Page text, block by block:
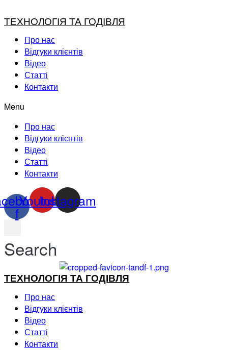
ТЕХНОЛОГІЯ ТА ГОДІВЛЯ
Про нас
Відгуки клієнтів
Відео
Статті
Контакти
Menu
Про нас
Відгуки клієнтів
Відео
Статті
Контакти
f
Youtube
Instagram
Search
ТЕХНОЛОГІЯ ТА ГОДІВЛЯ
Про нас
Відгуки клієнтів
Відео
Статті
Контакти